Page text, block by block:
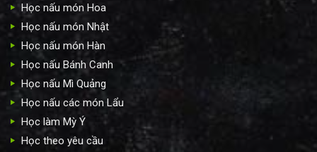
Học nấu món Hoa
Học nấu món Nhật
Học nấu món Hàn
Học nấu Bánh Canh
Học nấu Mì Quảng
Học nấu các món Lẩu
Học làm Mỳ Ý
Học theo yêu cầu